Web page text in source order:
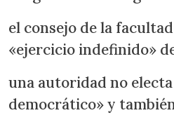
el consejo de la
«ejercicio indefinido»
una autoridad no
democrático» y